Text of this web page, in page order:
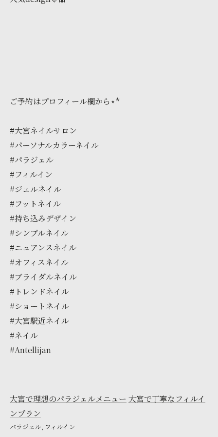
ご予約はプロフィール欄から⋆*
#大宮ネイルサロン
#パーソナルカラーネイル
#パラジェル
#フィルイン
#ジェルネイル
#フットネイル
#持ち込みデザイン
#シンプルネイル
#ニュアンスネイル
#オフィスネイル
#ブライダルネイル
#トレンドネイル
#ショートネイル
#大宮駅近ネイル
#ネイル
#Antellijan
大宮で理想のパラジェルメニュー 大宮で丁寧なフィルイ
ンプラン
パラジェル フィルイン